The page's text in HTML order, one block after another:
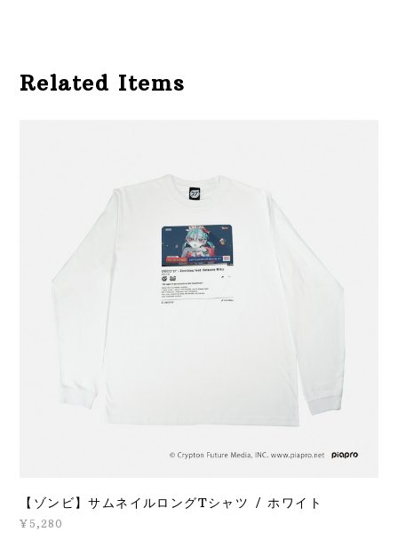
Related Items
【ゾンビ】サムネイルロングTシャツ / ホワイト
¥5,280